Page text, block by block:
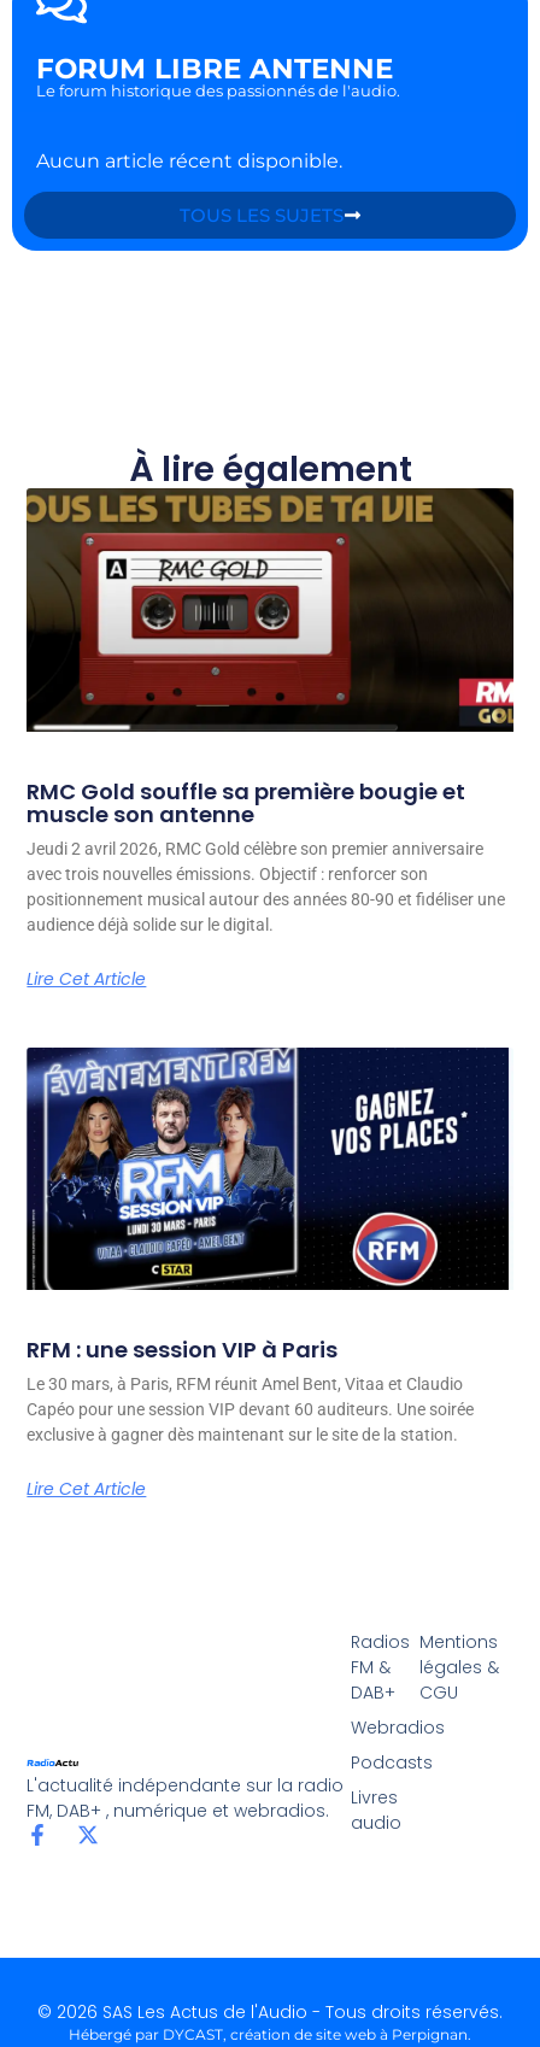
FORUM LIBRE ANTENNE
Le forum historique des passionnés de l'audio.
Aucun article récent disponible.
TOUS LES SUJETS
À lire également
RMC Gold souffle sa première bougie et
muscle son antenne
Jeudi 2 avril 2026, RMC Gold célèbre son premier anniversaire
avec trois nouvelles émissions. Objectif : renforcer son
positionnement musical autour des années 80-90 et fidéliser une
audience déjà solide sur le digital.
Lire Cet Article
RFM : une session VIP à Paris
Le 30 mars, à Paris, RFM réunit Amel Bent, Vitaa et Claudio
Capéo pour une session VIP devant 60 auditeurs. Une soirée
exclusive à gagner dès maintenant sur le site de la station.
Lire Cet Article
L'actualité indépendante sur la radio
FM, DAB+ , numérique et webradios.
Radios
FM &
DAB+
Webradios
Podcasts
Livres
audio
Mentions
légales &
CGU
© 2026 SAS Les Actus de l'Audio - Tous droits réservés.
Hébergé par DYCAST, création de site web à Perpignan.